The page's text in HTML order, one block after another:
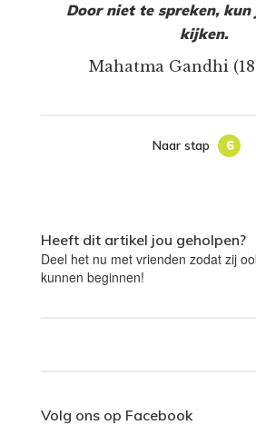
Door niet te spreken, kun
kijken.
Mahatma Gandhi
Naar stap 6
Heeft dit artikel jou geholpen?
Deel het nu met vrienden zodat zij
kunnen beginnen!
Volg ons op Facebook